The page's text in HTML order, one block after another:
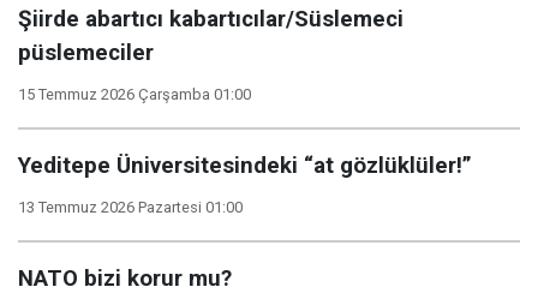
Şiirde abartıcı kabartıcılar/Süslemeci
püslemeciler
15 Temmuz 2026 Çarşamba 01:00
Yeditepe Üniversitesindeki “at gözlüklüler!”
13 Temmuz 2026 Pazartesi 01:00
NATO bizi korur mu?